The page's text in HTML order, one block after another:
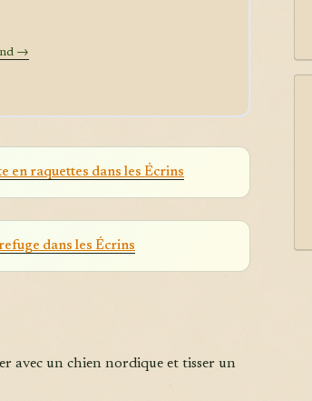
→
en raquettes dans les Écrins
dans les Écrins
avec un chien nordique et tisser un